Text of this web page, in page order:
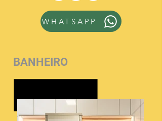
WHATSAPP
BANHEIRO